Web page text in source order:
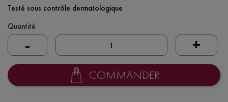
Testé sous contrôle dermatologique
Quantité
- +
COMMANDER